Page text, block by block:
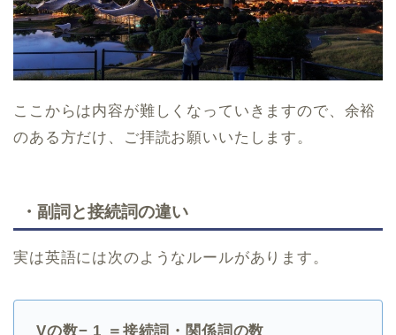
ここからは内容が難しくなっていきますので、余裕
のある方だけ、ご拝読お願いいたします。
・副詞と接続詞の違い
実は英語には次のようなルールがあります。
Vの数− 1 ＝接続詞・関係詞の数